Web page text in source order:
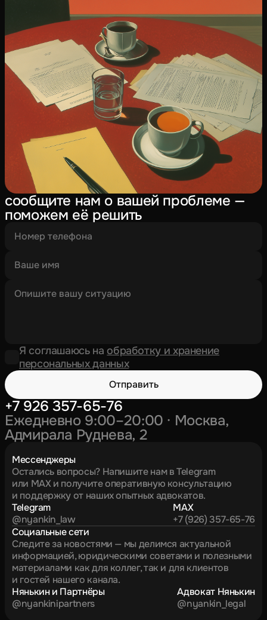
сообщите нам о вашей проблеме —
поможем её решить
Я соглашаюсь на обработку и хранение
персональных данных
Отправить
+7 926 357-65-76
Ежедневно 9:00–20:00 · Москва,
Адмирала Руднева, 2
Мессенджеры
Остались вопросы? Напишите нам в Telegram
или MAX и получите оперативную консультацию
и поддержку от наших опытных адвокатов.
Telegram
@nyankin_law
MAX
+7 (926) 357-65-76
Социальные сети
Следите за новостями — мы делимся актуальной
информацией, юридическими советами и полезными
материалами как для коллег, так и для клиентов
и гостей нашего канала.
Нянькин и Партнёры
@nyankinipartners
Адвокат Нянькин
@nyankin_legal